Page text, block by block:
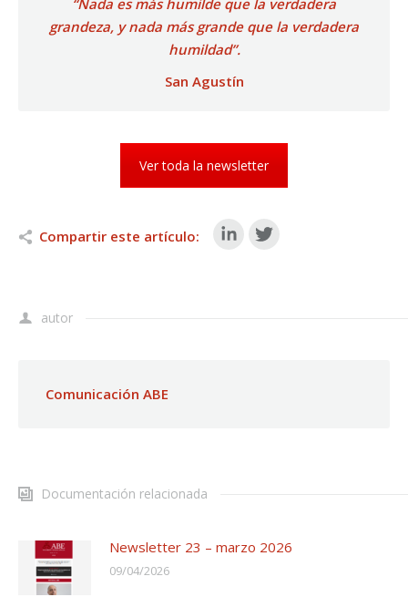
“Nada es más humilde que la verdadera
grandeza, y nada más grande que la verdadera
humildad”.
San Agustín
Ver toda la newsletter
Compartir este artículo:
autor
Comunicación ABE
Documentación relacionada
Newsletter 23 – marzo 2026
09/04/2026